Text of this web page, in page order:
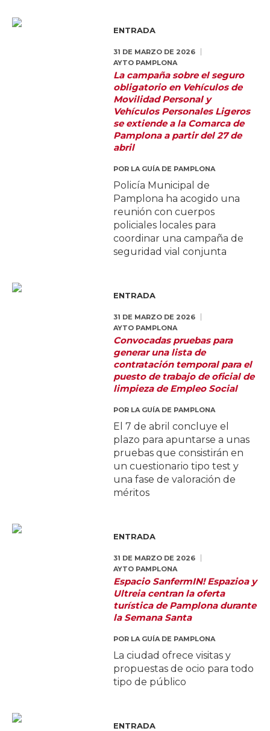
ENTRADA
31 DE MARZO DE 2026
AYTO PAMPLONA
La campaña sobre el seguro
obligatorio en Vehículos de
Movilidad Personal y
Vehículos Personales Ligeros
se extiende a la Comarca de
Pamplona a partir del 27 de
abril
POR LA GUÍA DE PAMPLONA
Policía Municipal de
Pamplona ha acogido una
reunión con cuerpos
policiales locales para
coordinar una campaña de
seguridad vial conjunta
ENTRADA
31 DE MARZO DE 2026
AYTO PAMPLONA
Convocadas pruebas para
generar una lista de
contratación temporal para el
puesto de trabajo de oficial de
limpieza de Empleo Social
POR LA GUÍA DE PAMPLONA
El 7 de abril concluye el
plazo para apuntarse a unas
pruebas que consistirán en
un cuestionario tipo test y
una fase de valoración de
méritos
ENTRADA
31 DE MARZO DE 2026
AYTO PAMPLONA
Espacio SanfermIN! Espazioa y
Ultreia centran la oferta
turística de Pamplona durante
la Semana Santa
POR LA GUÍA DE PAMPLONA
La ciudad ofrece visitas y
propuestas de ocio para todo
tipo de público
ENTRADA